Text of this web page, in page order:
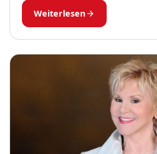
„Schlagerlovestory.2021“
Ursprünglich sollte die Sendung
Weiterlesen